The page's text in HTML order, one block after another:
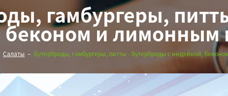
гамбургеры,
беконом и лимонным
Салаты Бутерброды, гамбургеры, питты - бутерброды с индейкой,